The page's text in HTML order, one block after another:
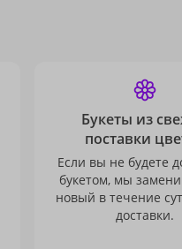
Букеты из
поставки
Если вы не будете
букетом, мы
новый в течение
доставки.